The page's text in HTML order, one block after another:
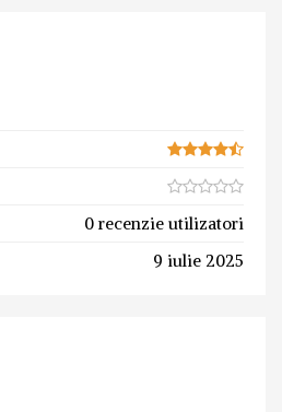
0 recenzie utilizatori
9 iulie 2025